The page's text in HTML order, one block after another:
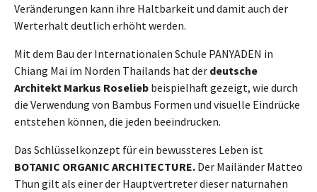
Veränderungen kann ihre Haltbarkeit und damit auch der
Werterhalt deutlich erhöht werden.
Mit dem Bau der Internationalen Schule PANYADEN in
Chiang Mai im Norden Thailands hat der deutsche
Architekt Markus Roselieb beispielhaft gezeigt, wie durch
die Verwendung von Bambus Formen und visuelle Eindrücke
entstehen können, die jeden beeindrucken.
Das Schlüsselkonzept für ein bewussteres Leben ist
BOTANIC ORGANIC ARCHITECTURE. Der Mailänder Matteo
Thun gilt als einer der Hauptvertreter dieser naturnahen